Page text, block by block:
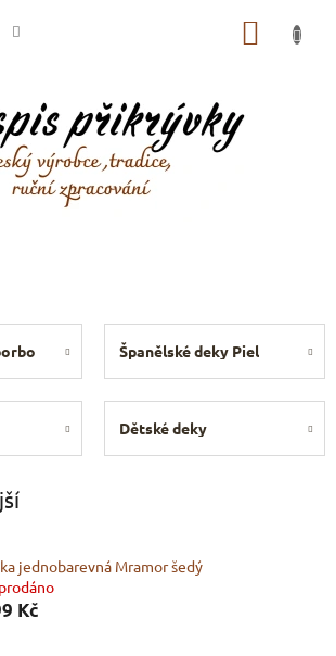
Španělské deky Piel
Dětské deky
jednobarevná Mramor šedý
Kč